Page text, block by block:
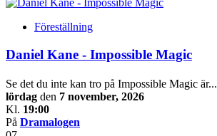
Föreställning
Daniel Kane - Impossible Magic
Se det du inte kan tro på Impossible Magic är...
lördag den 7 november, 2026
Kl. 19:00
På Dramalogen